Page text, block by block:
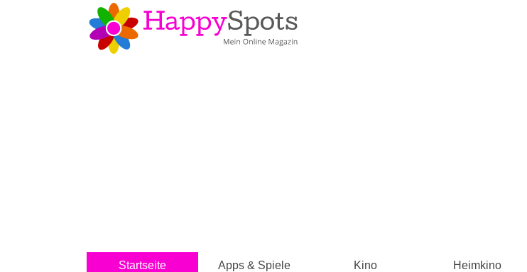
Startseite Apps & Spiele Kino Heimkino